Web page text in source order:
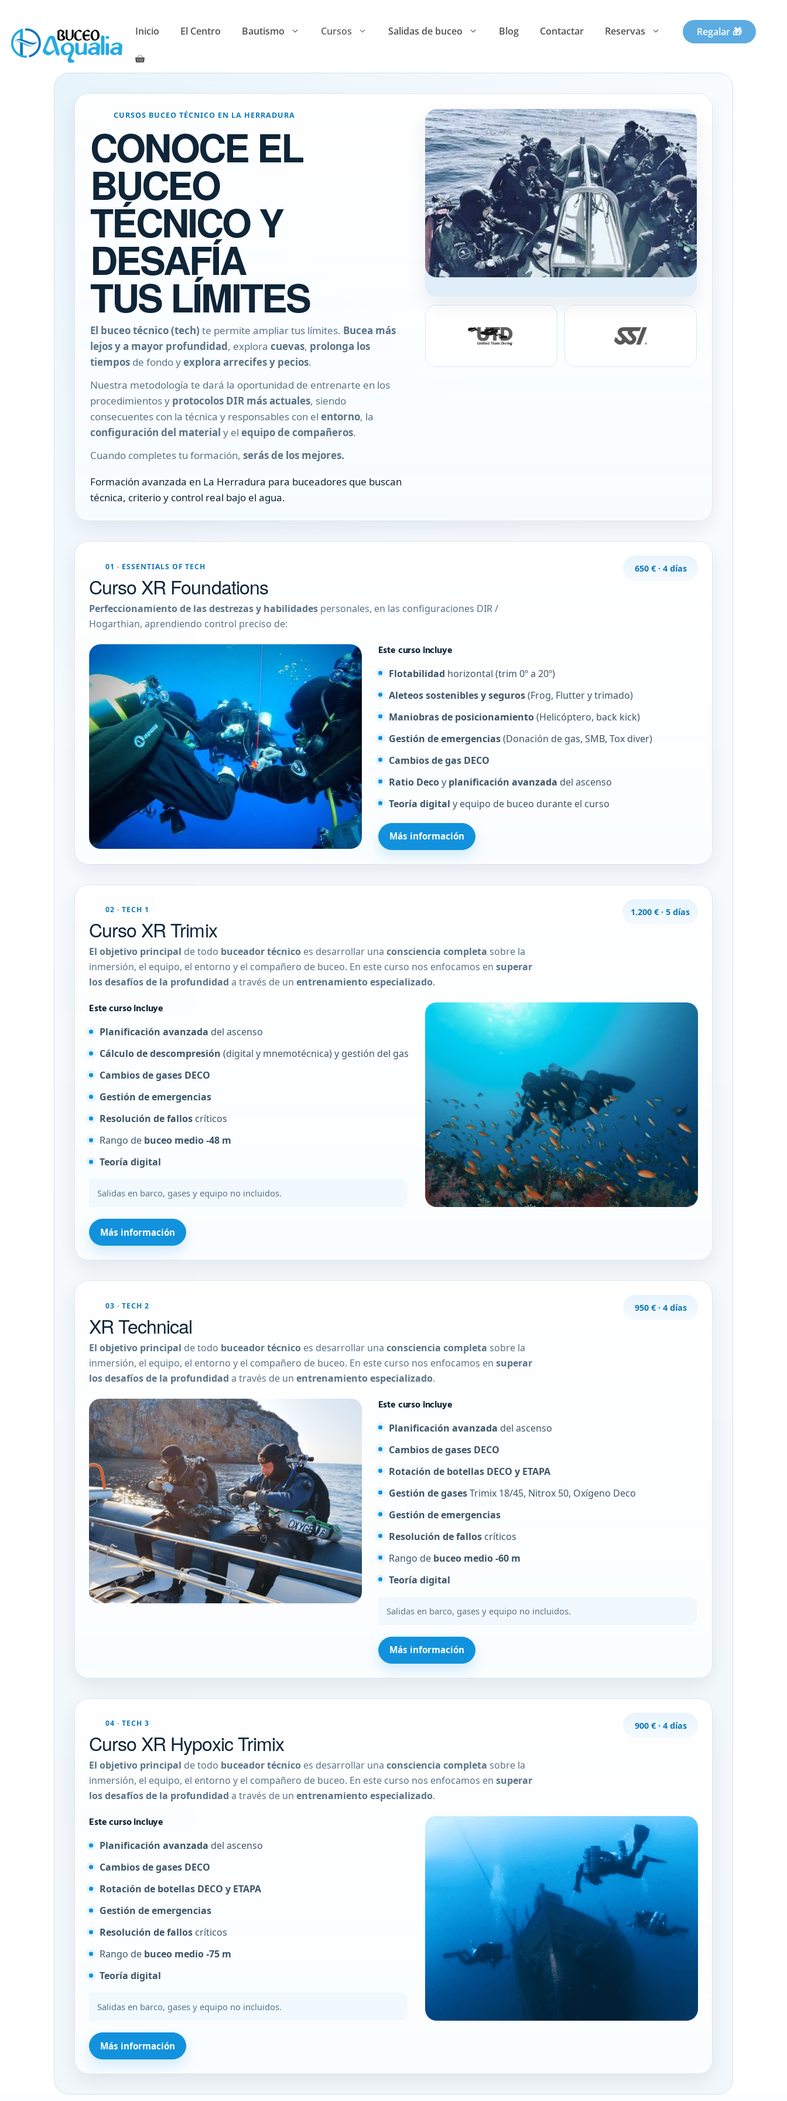
contenido
Inicio El Centro Bautismo Cursos Salidas de buceo Blog Contactar Reservas Regalar 🎁
CURSOS BUCEO TÉCNICO EN LA HERRADURA
CONOCE EL
BUCEO
TÉCNICO Y
DESAFÍA
TUS LÍMITES
El buceo técnico (tech) te permite ampliar tus límites. Bucea más
lejos y a mayor profundidad, explora cuevas, prolonga los
tiempos de fondo yexplora arrecifes y pecios.
Nuestra metodología te dará la oportunidad de entrenarte en los
procedimientos y protocolos DIR más actuales, siendo
consecuentes con la técnica y responsables con el entorno, la
configuración del material y el equipo de compañeros.
Cuando completes tu formación, serás de los mejores.
Formación avanzada en La Herradura para buceadores que buscan
técnica, criterio y control real bajo el agua.
01 · ESSENTIALS OF TECH
Curso XR Foundations
Perfeccionamiento de las destrezas y habilidades personales, en las configuraciones DIR /
Hogarthian, aprendiendo control preciso de:
650 € · 4 días
Este curso incluye
Flotabilidad horizontal (trim 0º a 20º)
Aleteos sostenibles y seguros(Frog, Flutter y trimado)
Maniobras de posicionamiento(Helicóptero, back kick)
Gestión de emergencias(Donación de gas, SMB, Tox diver)
Cambios de gas DECO
Ratio Decoy planificación avanzada del ascenso
Teoría digital y equipo de buceo durante el curso
Más información
02 · TECH 1
Curso XR Trimix
El objetivo principal de todo buceador técnico es desarrollar una consciencia completa sobre la
inmersión, el equipo, el entorno y el compañero de buceo. En este curso nos enfocamos en superar
los desafíos de la profundidad a través de un entrenamiento especializado.
1.200 € · 5 días
Este curso incluye
Planificación avanzada del ascenso
Cálculo de descompresión (digital y mnemotécnica) y gestión del gas
Cambios de gases DECO
Gestión de emergencias
Resolución de fallos críticos
Rango de buceo medio -48 m
Teoría digital
Salidas en barco, gases y equipo no incluidos.
Más información
03 · TECH 2
XR Technical
El objetivo principal de todo buceador técnico es desarrollar una consciencia completa sobre la
inmersión, el equipo, el entorno y el compañero de buceo. En este curso nos enfocamos en superar
los desafíos de la profundidad a través de un entrenamiento especializado.
950 € · 4 días
Este curso incluye
Planificación avanzada del ascenso
Cambios de gases DECO
Rotación de botellas DECO y ETAPA
Gestión de gasesTrimix 18/45, Nitrox 50, Oxígeno Deco
Gestión de emergencias
Resolución de falloscríticos
Rango de buceo medio -60 m
Teoría digital
Salidas en barco, gases y equipo no incluidos.
Más información
04 · TECH 3
Curso XR Hypoxic Trimix
El objetivo principal de todo buceador técnico es desarrollar una consciencia completa sobre la
inmersión, el equipo, el entorno y el compañero de buceo. En este curso nos enfocamos en superar
los desafíos de la profundidad a través de un entrenamiento especializado.
900 € · 4 días
Este curso incluye
Planificación avanzada del ascenso
Cambios de gases DECO
Rotación de botellas DECO y ETAPA
Gestión de emergencias
Resolución de fallos críticos
Rango de buceo medio -75 m
Teoría digital
Salidas en barco, gases y equipo no incluidos.
Más información